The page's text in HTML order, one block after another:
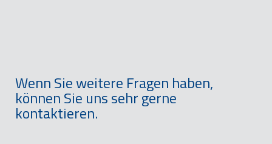
Wenn Sie weitere Fragen haben,
können Sie uns sehr gerne
kontaktieren.